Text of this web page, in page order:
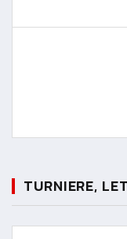
TURNIERE,